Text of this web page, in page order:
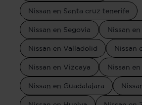
Nissan en Santa cruz tenerife
Nissan en Segovia Nissan
Nissan en Valladolid Nissan
Nissan en Vizcaya Nissan
Nissan en Guadalajara